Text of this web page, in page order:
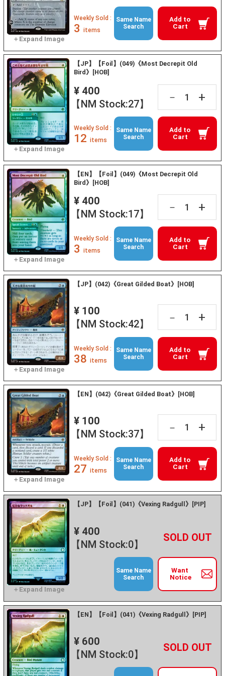
Add to
Cart
Weekly Sold :
3 items
Same Name
Search
【JP】【Foil】(049)《Most Decrepit Old
Bird》[HOB]
¥ 400
【NM Stock:27】
－ +
Add to
Cart
Weekly Sold :
12 items
Same Name
Search
【EN】【Foil】(049)《Most Decrepit Old
Bird》[HOB]
¥ 400
【NM Stock:17】
－ +
Add to
Cart
Weekly Sold :
3 items
Same Name
Search
【JP】(042)《Great Gilded Boat》[HOB]
¥ 100
【NM Stock:42】
－ +
Add to
Cart
Weekly Sold :
38 items
Same Name
Search
【EN】(042)《Great Gilded Boat》[HOB]
¥ 100
【NM Stock:37】
－ +
Add to
Cart
Weekly Sold :
27 items
Same Name
Search
【JP】【Foil】(041)《Vexing Radgull》[PIP]
¥ 400
【NM Stock:0】
－ +
Want
Notice
Same Name
Search
【EN】【Foil】(041)《Vexing Radgull》[PIP]
¥ 600
【NM Stock:0】
－ +